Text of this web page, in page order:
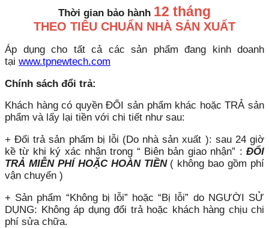
Thời gian bảo hành 12 tháng
THEO TIÊU CHUẨN NHÀ SẢN XUẤT
Áp dụng cho tất cả các sản phẩm đang kinh doanh
tại www.tpnewtech.com
Chính sách đổi trả:
Khách hàng có quyền ĐỔI sản phẩm khác hoặc TRẢ sản
phẩm và lấy lại tiền với chi tiết như sau:
+ Đổi trả sản phẩm bị lỗi (Do nhà sản xuất ): sau 24 giờ
kề từ khi ký xác nhận trong “ Biên bản giao nhận” : ĐỔI
TRẢ MIỄN PHÍ HOẶC HOÀN TIỀN( không bao gồm phí
vận chuyển )
+ Sản phẩm “Không bị lỗi” hoặc “Bị lỗi” do NGƯỜI SỬ
DỤNG: Không áp dụng đổi trả hoặc khách hàng chịu chi
phí sửa chữa.